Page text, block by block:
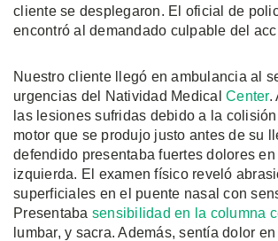
cliente se desplegaron. El oficial de
encontró al demandado culpable del
Nuestro cliente llegó en ambulancia al
urgencias del Natividad Medical Center.
las lesiones sufridas debido a la
motor que se produjo justo antes de su
defendido presentaba fuertes dolores
izquierda. El examen físico reveló
superficiales en el puente nasal con
Presentaba sensibilidad en la columna
lumbar, y sacra. Además, sentía dolor